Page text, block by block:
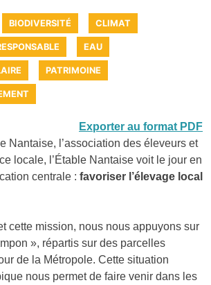
BIODIVERSITÉ CLIMAT
EAU
PATRIMOINE
Exporter au format PDF
Nantaise, l’association des éleveurs et
locale, l’Étable Nantaise voit le jour en
centrale : favoriser l’élevage local
cette mission, nous nous appuyons sur
», répartis sur des parcelles
de la Métropole. Cette situation
nous permet de faire venir dans les